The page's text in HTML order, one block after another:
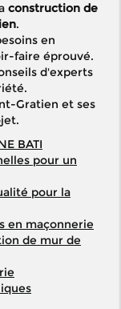
construction de
.
en
faire éprouvé.
d'experts
Gratien et ses
BATI
pour un
pour la
en maçonnerie
de mur de